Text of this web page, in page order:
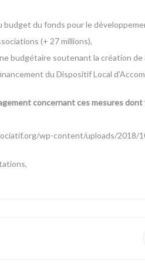
budget du fonds pour le
(+ 27 millions),
budgétaire soutenant la création
du Dispositif Local
concernant ces mesures
wp-content/uploads/2018/